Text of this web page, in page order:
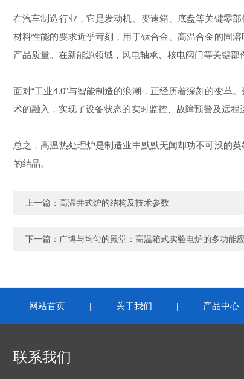
在汽车制造行业，它是发动机、变速箱、底盘等关键零
材料性能的要求近乎苛刻，用于钛合金、高温合金的固
产品质量。在新能源领域，风电轴承、核电阀门等关键部
面对“工业4.0”与智能制造的浪潮，正经历着深刻的变革
术的融入，实现了设备状态的实时监控、故障预警及远
总之，高温热处理炉是制造业中默默无闻却功不可没的
的结晶。
上一篇： 高温井式炉的结构及技术参数
下一篇： 广博与均匀的殿堂：高温箱式实验电炉的多功能
网站首页 | 关于我们 | 产品中心
联系我们